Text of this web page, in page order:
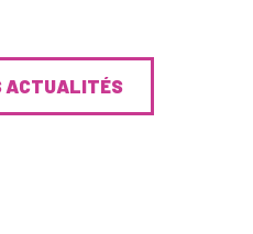
des Arts
changé sa photo de
ACTUALITÉS